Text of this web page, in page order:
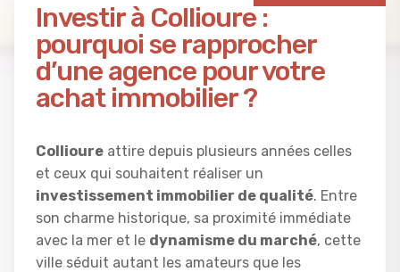
Investir à Collioure :
pourquoi se rapprocher
d’une agence pour votre
achat immobilier ?
Collioure attire depuis plusieurs années celles
et ceux qui souhaitent réaliser un
investissement immobilier de qualité. Entre
son charme historique, sa proximité immédiate
avec la mer et le dynamisme du marché, cette
ville séduit autant les amateurs que les